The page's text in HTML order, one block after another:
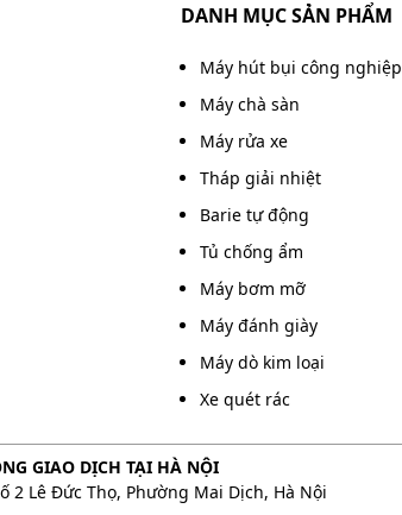
hành êm ái, hạn chế rung lắc và tiếng ồn.
từ đó hạn chế nguy cơ quá nhiệt hoặc
khí Puma PX20300
sử dụng và bảo dưỡng đầu nén khí Puma
nghị để giảm ma sát, làm mát hiệu
DANH MỤC SẢN PHẨM
Máy hút bụi công nghiệp
Máy chà sàn
Máy rửa xe
Tháp giải nhiệt
Barie tự động
Tủ chống ẩm
Máy bơm mỡ
Máy đánh giày
Máy dò kim loại
Xe quét rác
GIAO DỊCH TẠI HÀ NỘI
2 Lê Đức Thọ, Phường Mai Dịch, Hà Nội